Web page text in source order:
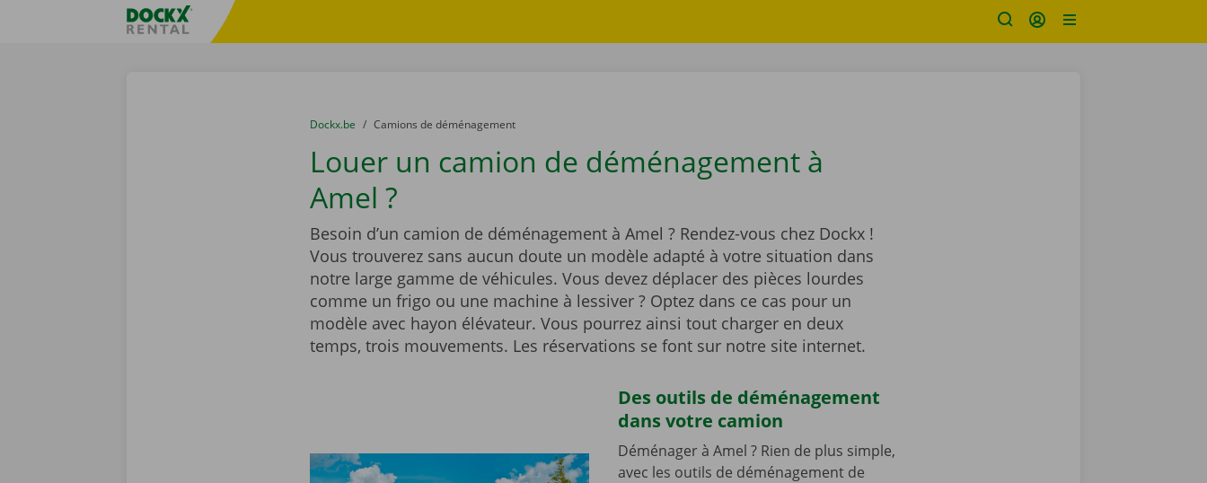
sitename
You are here:
du
Dockx.be to
Camions de déménagement
Louer un camion de déménagement à
Amel ?
Besoin d’un camion de déménagement à Amel ? Rendez-vous chez Dockx !
Vous trouverez sans aucun doute un modèle adapté à votre situation dans
notre large gamme de véhicules. Vous devez déplacer des pièces lourdes
comme un frigo ou une machine à lessiver ? Optez dans ce cas pour un
modèle avec hayon élévateur. Vous pourrez ainsi tout charger en deux
temps, trois mouvements. Les réservations se font sur notre site internet.
Des outils de déménagement
dans votre camion
Déménager à Amel ? Rien de plus simple,
avec les outils de déménagement de